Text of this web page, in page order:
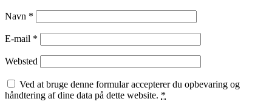
Navn *
E-mail *
Websted
Ved at bruge denne formular accepterer du opbevaring og
håndtering af dine data på dette website. *